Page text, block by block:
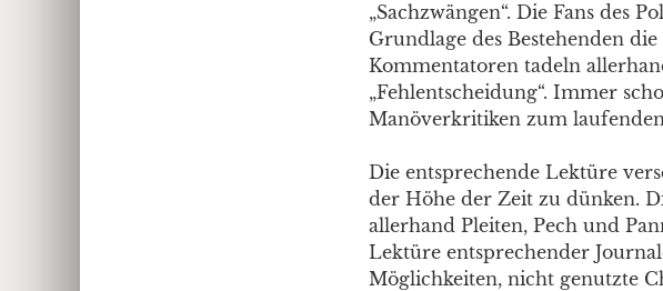
„Sachzwängen“. Die Fans des
Grundlage des Bestehenden
Kommentatoren tadeln
„Fehlentscheidung“. Immer
Manöverkritiken zum
Die entsprechende Lektüre
der Höhe der Zeit zu dünken.
allerhand Pleiten, Pech und
Lektüre entsprechender
Möglichkeiten, nicht genutzte